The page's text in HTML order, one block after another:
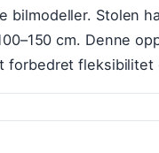
bilmodeller. Stolen
cm. Denne
forbedret fleksibilitet